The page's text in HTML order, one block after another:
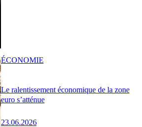
Le ralentissement économique de la zone
euro s’atténue
23.06.2026
ÉCONOMIE